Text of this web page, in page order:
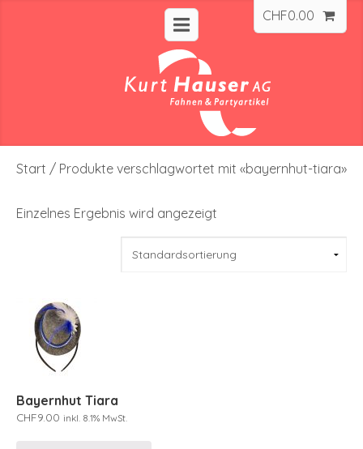
CHF0.00
Start / Produkte verschlagwortet mit «bayernhut-tiara»
Einzelnes Ergebnis wird angezeigt
Bayernhut Tiara
CHF9.00 inkl. 8.1% MwSt.